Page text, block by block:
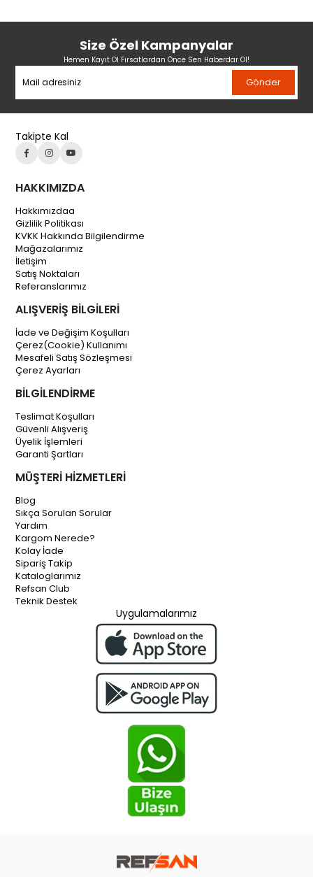
Size Özel Kampanyalar
Hemen Kayıt Ol Fırsatlardan Önce Sen Haberdar Ol!
Gönder
Takipte Kal
HAKKIMIZDA
Hakkımızdaa
Gizlilik Politikası
KVKK Hakkında Bilgilendirme
Mağazalarımız
İletişim
Satış Noktaları
Referanslarımız
ALIŞVERİŞ BİLGİLERİ
İade ve Değişim Koşulları
Çerez(Cookie) Kullanımı
Mesafeli Satış Sözleşmesi
Çerez Ayarları
BİLGİLENDİRME
Teslimat Koşulları
Güvenli Alışveriş
Üyelik İşlemleri
Garanti Şartları
MÜŞTERİ HİZMETLERİ
Blog
Sıkça Sorulan Sorular
Yardım
Kargom Nerede?
Kolay İade
Sipariş Takip
Kataloglarımız
Refsan Club
Teknik Destek
Uygulamalarımız